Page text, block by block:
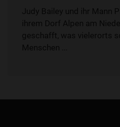
Judy Bailey und ihr Mann
ihrem Dorf Alpen am
geschafft, was vielerorts
Menschen ...